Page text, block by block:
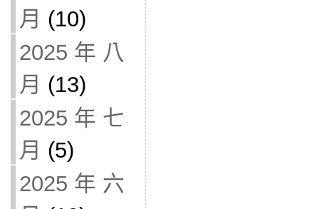
月 (10)
2025 年 八
月 (13)
2025 年 七
月 (5)
2025 年 六